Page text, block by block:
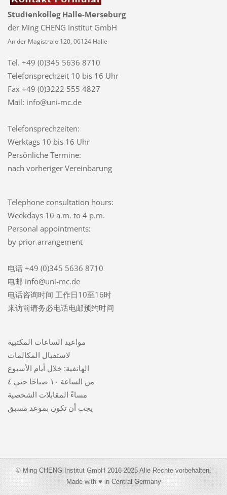
Studienkolleg Halle-Merseburg
der Ming CHENG Institut GmbH
An der Magistrale 120, 06124 Halle
Tel. +49 (0)345 5636 8710
Telefonsprechzeit 10 bis 16 Uhr
Fax +49 (0)3222 555 4827
Mail: info@uni-mc.de
Telefonsprechzeiten:
Werktags 10 bis 16 Uhr
Persönliche Termine:
nach vorheriger Vereinbarung
Telephone consultation hours:
Weekdays 10 a.m. to 4 p.m.
Personal appointments:
by prior arrangement
电话 +49 (0)345 5636 8710
电邮 info@uni-mc.de
电话咨询时间 工作日10至16时
来访前请务必电话电邮预约时间
مواعيد الساعات المكتبية
لاستقبال المكالمات
الهاتفية: خلال أيام الأسبوع
من الساعة ١٠ صباحًا حتي ٤
مساءً المقابلات الشخصية
يجب أن تكون بموعد مسبق
© Ming CHENG Institut GmbH 2016-2025 Alle Rechte vorbehalten.
Made with ♥ in Central Germany